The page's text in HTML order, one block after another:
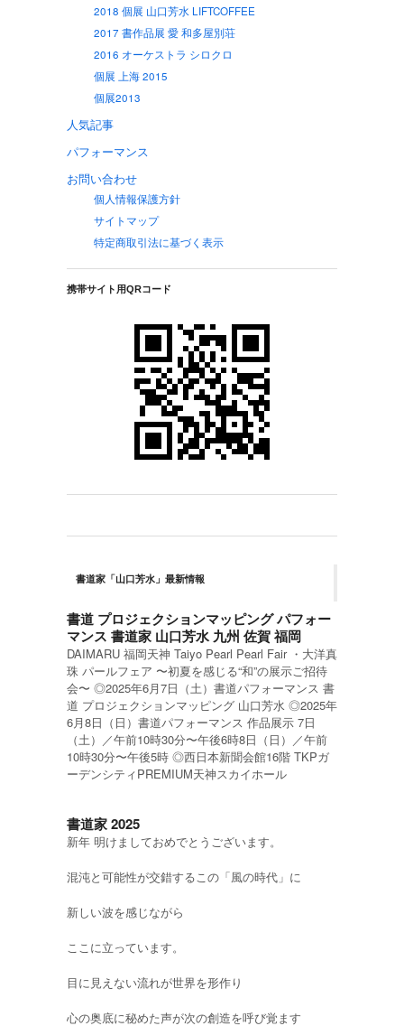
2018 個展 山口芳水 LIFTCOFFEE
2017 書作品展 愛 和多屋別荘
2016 オーケストラ シロクロ
個展 上海 2015
個展2013
人気記事
パフォーマンス
お問い合わせ
個人情報保護方針
サイトマップ
特定商取引法に基づく表示
携帯サイト用QRコード
書道家「山口芳水」最新情報
書道 プロジェクションマッピング パフォー
マンス 書道家 山口芳水 九州 佐賀 福岡
DAIMARU 福岡天神 Taiyo Pearl Pearl Fair ・大洋真
珠 パールフェア 〜初夏を感じる“和”の展示ご招待
会〜 ◎2025年6月7日（土）書道パフォーマンス 書
道 プロジェクションマッピング 山口芳水 ◎2025年
6月8日（日）書道パフォーマンス 作品展示 7日
（土）／午前10時30分〜午後6時8日（日）／午前
10時30分〜午後5時 ◎西日本新聞会館16階 TKPガ
ーデンシティPREMIUM天神スカイホール
書道家 2025
新年 明けましておめでとうございます。
混沌と可能性が交錯するこの「風の時代」に
新しい波を感じながら
ここに立っています。
目に見えない流れが世界を形作り
心の奥底に秘めた声が次の創造を呼び覚ます